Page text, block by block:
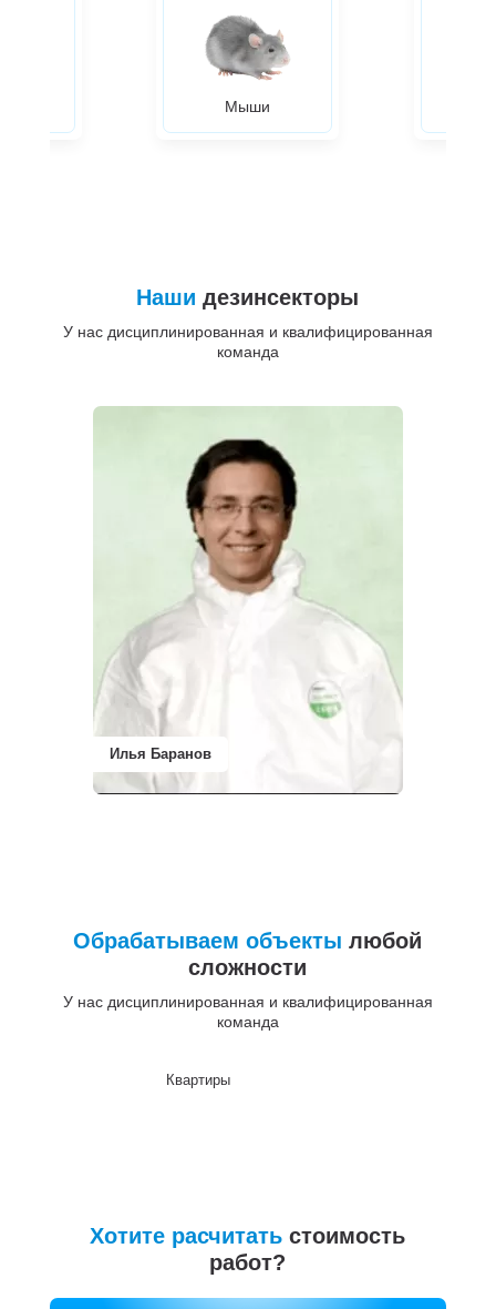
Мыши
Наши дезинсекторы
У нас дисциплинированная и квалифицированная
команда
Илья Баранов
Обрабатываем объекты любой
сложности
У нас дисциплинированная и квалифицированная
команда
Квартиры
Хотите расчитать стоимость
работ?